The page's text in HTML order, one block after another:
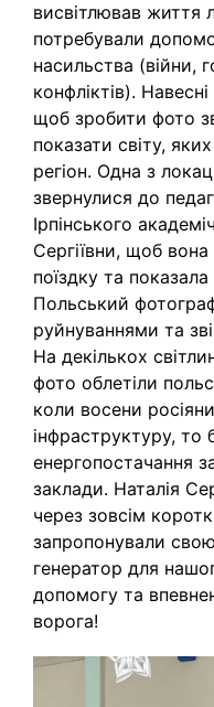
висвітлював життя
потребували
насильства (війни,
конфліктів).
щоб зробити фото
показати світу,
регіон. Одна з
звернулися до
Ірпінського
Сергіївни, щоб
поїздку та
Польський
руйнуваннями та
На декількох
фото облетіли
коли восени
інфраструктуру, то
енергопостачання
заклади. Наталія
через зовсім
запропонували
генератор для
допомогу та
ворога!